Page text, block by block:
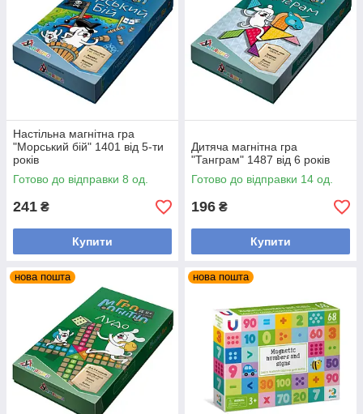
Настільна магнітна гра
"Морський бій" 1401 від 5-ти
років
Готово до відправки 8 од.
241 ₴
Купити
Дитяча магнітна гра
"Танграм" 1487 від 6 років
Готово до відправки 14 од.
196 ₴
Купити
нова пошта нова пошта